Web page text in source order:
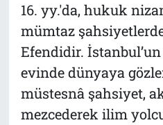
16. yy.'da, hukuk
mümtaz
Efendidir. İstanbul’un
evinde dünyaya
müstesnâ şahsiyet,
mezcederek ilim